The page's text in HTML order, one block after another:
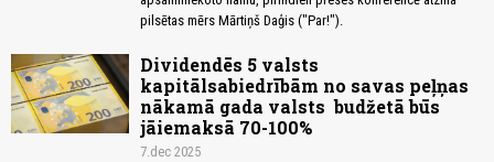
pilsētas mērs Mārtiņš Daģis ("Par!").
Dividendēs 5 valsts
kapitālsabiedrībām no savas peļņas
nākamā gada valsts budžetā būs
jāiemaksā 70-100%
7.dec 2025